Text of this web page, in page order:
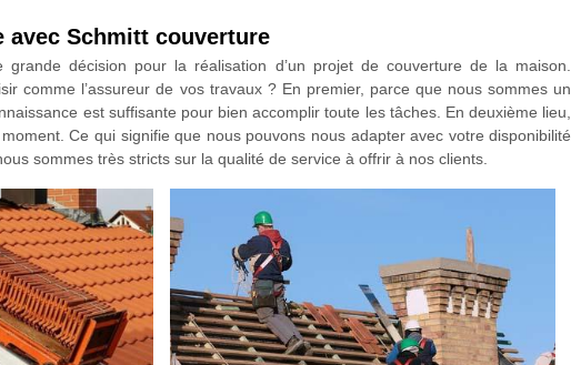
avec Schmitt couverture
décision pour la réalisation d’un projet de couverture de la maison.
comme l’assureur de vos travaux ? En premier, parce que nous sommes un
est suffisante pour bien accomplir toute les tâches. En deuxième lieu,
Ce qui signifie que nous pouvons nous adapter avec votre disponibilité
sommes très stricts sur la qualité de service à offrir à nos clients.